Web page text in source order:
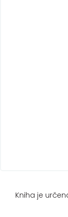
Kniha je